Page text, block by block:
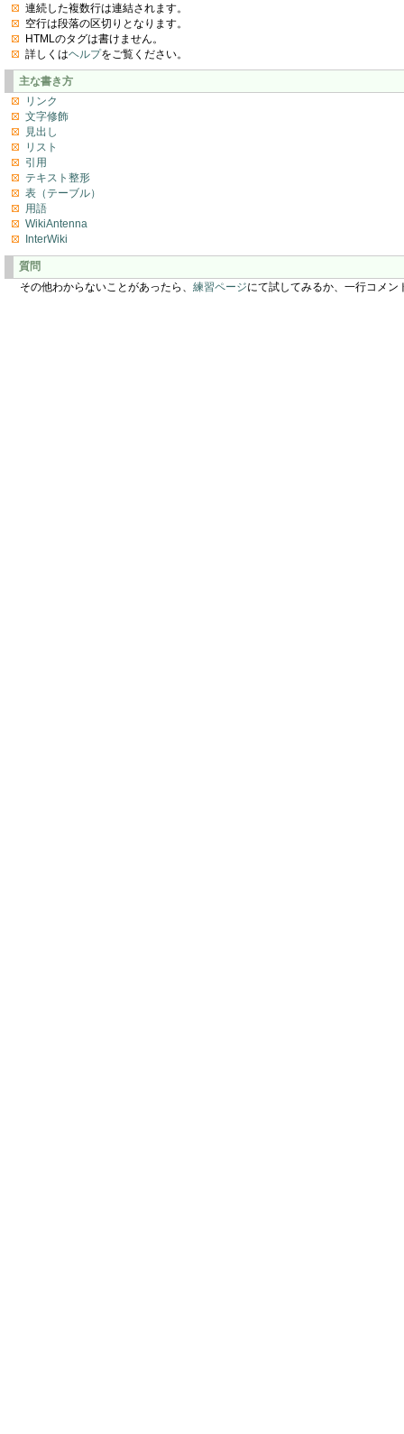
連続した複数行は連結されます。
空行は段落の区切りとなります。
HTMLのタグは書けません。
詳しくはヘルプをご覧ください。
主な書き方
リンク
文字修飾
見出し
リスト
引用
テキスト整形
表（テーブル）
用語
WikiAntenna
InterWiki
質問
その他わからないことがあったら、 練習ページにて試してみるか、一行コメン